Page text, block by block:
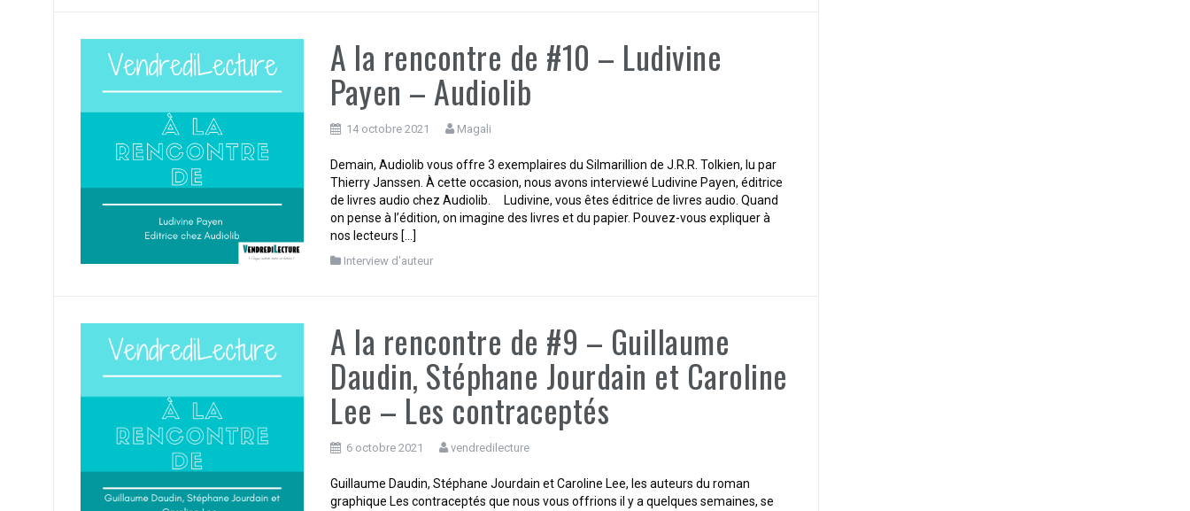
A la rencontre de #10 – Ludivine
Payen – Audiolib
14 octobre 2021 Magali
Demain, Audiolib vous offre 3 exemplaires du Silmarillion de J.R.R. Tolkien, lu par
Thierry Janssen. À cette occasion, nous avons interviewé Ludivine Payen, éditrice
de livres audio chez Audiolib. Ludivine, vous êtes éditrice de livres audio. Quand
on pense à l’édition, on imagine des livres et du papier. Pouvez-vous expliquer à
nos lecteurs […]
Interview d'auteur
A la rencontre de #9 – Guillaume
Daudin, Stéphane Jourdain et Caroline
Lee – Les contraceptés
6 octobre 2021 vendredilecture
Guillaume Daudin, Stéphane Jourdain et Caroline Lee, les auteurs du roman
graphique Les contraceptés que nous vous offrions il y a quelques semaines, se